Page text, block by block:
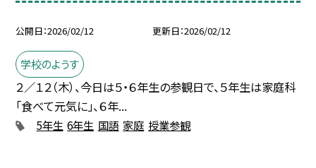
公開日 2026/02/12 更新日 2026/02/12
学校のようす
２／１２（木）、今日は５・６年生の参観日で、５年生は家庭科
「食べて元気に」、６年...
5年生 6年生 国語 家庭 授業参観